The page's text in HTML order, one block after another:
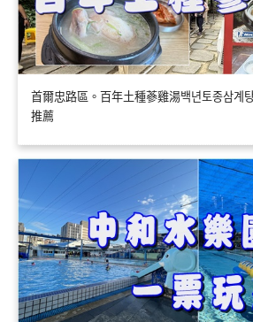
首爾忠路區。百年土種蔘雞湯백년토종삼계
推薦